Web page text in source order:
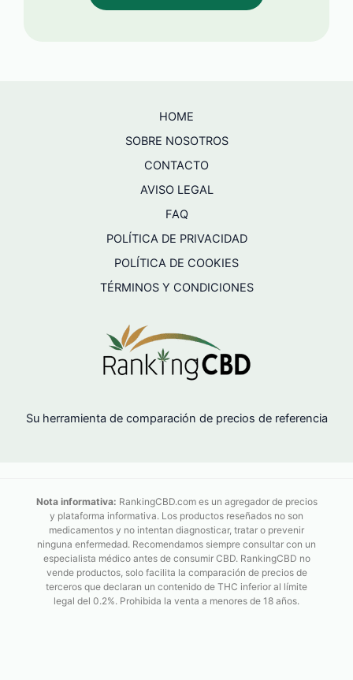
HOME
SOBRE NOSOTROS
CONTACTO
AVISO LEGAL
FAQ
POLÍTICA DE PRIVACIDAD
POLÍTICA DE COOKIES
TÉRMINOS Y CONDICIONES
Su herramienta de comparación de precios de referencia
Nota informativa: RankingCBD.com es un agregador de precios
y plataforma informativa. Los productos reseñados no son
medicamentos y no intentan diagnosticar, tratar o prevenir
ninguna enfermedad. Recomendamos siempre consultar con un
especialista médico antes de consumir CBD. RankingCBD no
vende productos, solo facilita la comparación de precios de
terceros que declaran un contenido de THC inferior al límite
legal del 0.2%. Prohibida la venta a menores de 18 años.